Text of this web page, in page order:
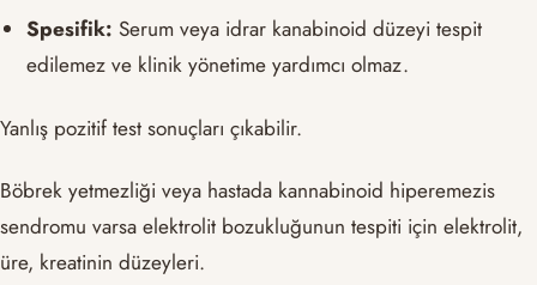
Spesifik: Serum veya idrar kanabinoid düzeyi tespit
edilemez ve klinik yönetime yardımcı olmaz.
Yanlış pozitif test sonuçları çıkabilir.
Böbrek yetmezliği veya hastada kannabinoid hiperemezis
sendromu varsa elektrolit bozukluğunun tespiti için elektrolit,
üre, kreatinin düzeyleri.